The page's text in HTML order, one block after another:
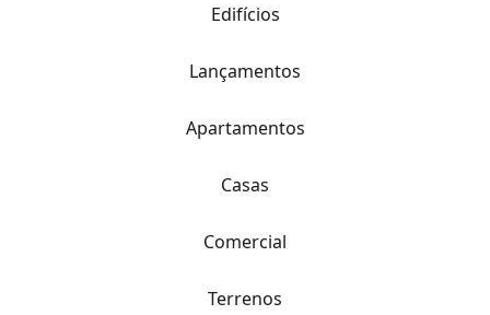
Edifícios
Lançamentos
Apartamentos
Casas
Comercial
Terrenos